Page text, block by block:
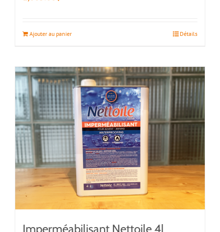
Ajouter au panier Détails
Imperméabilisant Nettoile 4l